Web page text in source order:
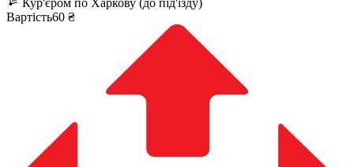
Вартість60 ₴